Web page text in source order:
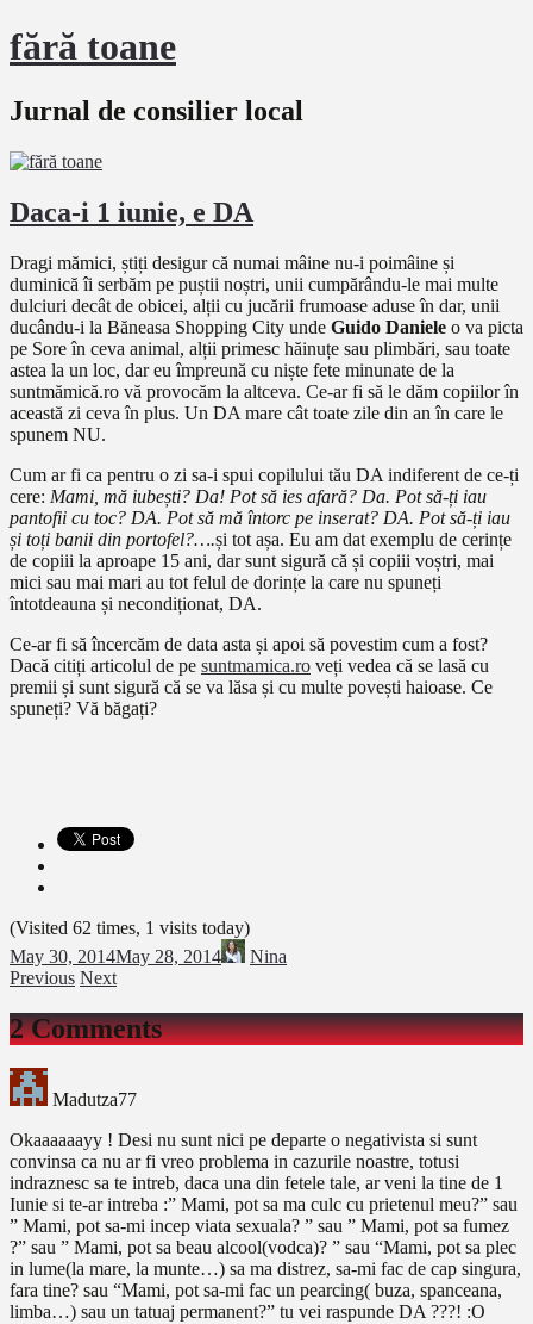
fără toane
Jurnal de consilier local
Daca-i 1 iunie, e DA
Dragi mămici, știți desigur că numai mâine nu-i poimâine și
duminică îi serbăm pe puștii noștri, unii cumpărându-le mai multe
dulciuri decât de obicei, alții cu jucării frumoase aduse în dar, unii
ducându-i la Băneasa Shopping City unde Guido Daniele o va picta
pe Sore în ceva animal, alții primesc hăinuțe sau plimbări, sau toate
astea la un loc, dar eu împreună cu niște fete minunate de la
suntmămică.ro vă provocăm la altceva. Ce-ar fi să le dăm copiilor în
această zi ceva în plus. Un DA mare cât toate zile din an în care le
spunem NU.
Cum ar fi ca pentru o zi sa-i spui copilului tău DA indiferent de ce-ți
cere: Mami, mă iubești? Da! Pot să ies afară? Da. Pot să-ți iau
pantofii cu toc? DA. Pot să mă întorc pe inserat? DA. Pot să-ți iau
și toți banii din portofel?….și tot așa. Eu am dat exemplu de cerințe
de copiii la aproape 15 ani, dar sunt sigură că și copiii voștri, mai
mici sau mai mari au tot felul de dorințe la care nu spuneți
întotdeauna și necondiționat, DA.
Ce-ar fi să încercăm de data asta și apoi să povestim cum a fost?
Dacă citiți articolul de pe suntmamica.ro veți vedea că se lasă cu
premii și sunt sigură că se va lăsa și cu multe povești haioase. Ce
spuneți? Vă băgați?
(Visited 62 times, 1 visits today)
May 30, 2014May 28, 2014
Nina
Previous Next
2 Comments
Madutza77
Okaaaaaayy ! Desi nu sunt nici pe departe o negativista si sunt
convinsa ca nu ar fi vreo problema in cazurile noastre, totusi
indraznesc sa te intreb, daca una din fetele tale, ar veni la tine de 1
Iunie si te-ar intreba :” Mami, pot sa ma culc cu prietenul meu?” sau
” Mami, pot sa-mi incep viata sexuala? ” sau ” Mami, pot sa fumez
?” sau ” Mami, pot sa beau alcool(vodca)? ” sau “Mami, pot sa plec
in lume(la mare, la munte…) sa ma distrez, sa-mi fac de cap singura,
fara tine? sau “Mami, pot sa-mi fac un pearcing( buza, spanceana,
limba…) sau un tatuaj permanent?” tu vei raspunde DA ???! :O